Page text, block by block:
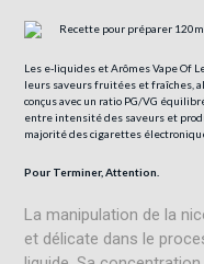
Les e-liquides et Arômes Vape Of
leurs saveurs fruitées et fraîches,
conçus avec un ratio PG/VG
entre intensité des saveurs et
majorité des cigarettes
Pour Terminer, Attention.
La manipulation de la
et délicate dans le